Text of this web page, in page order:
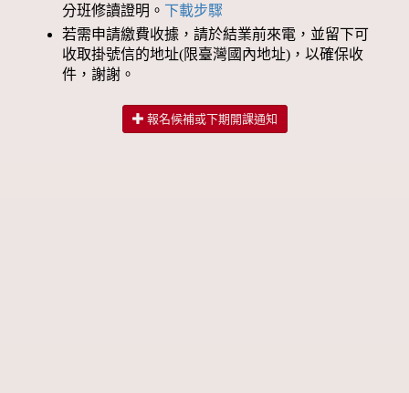
分班修讀證明。
下載步驟
若需申請繳費收據，請於結業前來電，並留下可
收取掛號信的地址(限臺灣國內地址)，以確保收
件，謝謝。
報名候補或下期開課通知